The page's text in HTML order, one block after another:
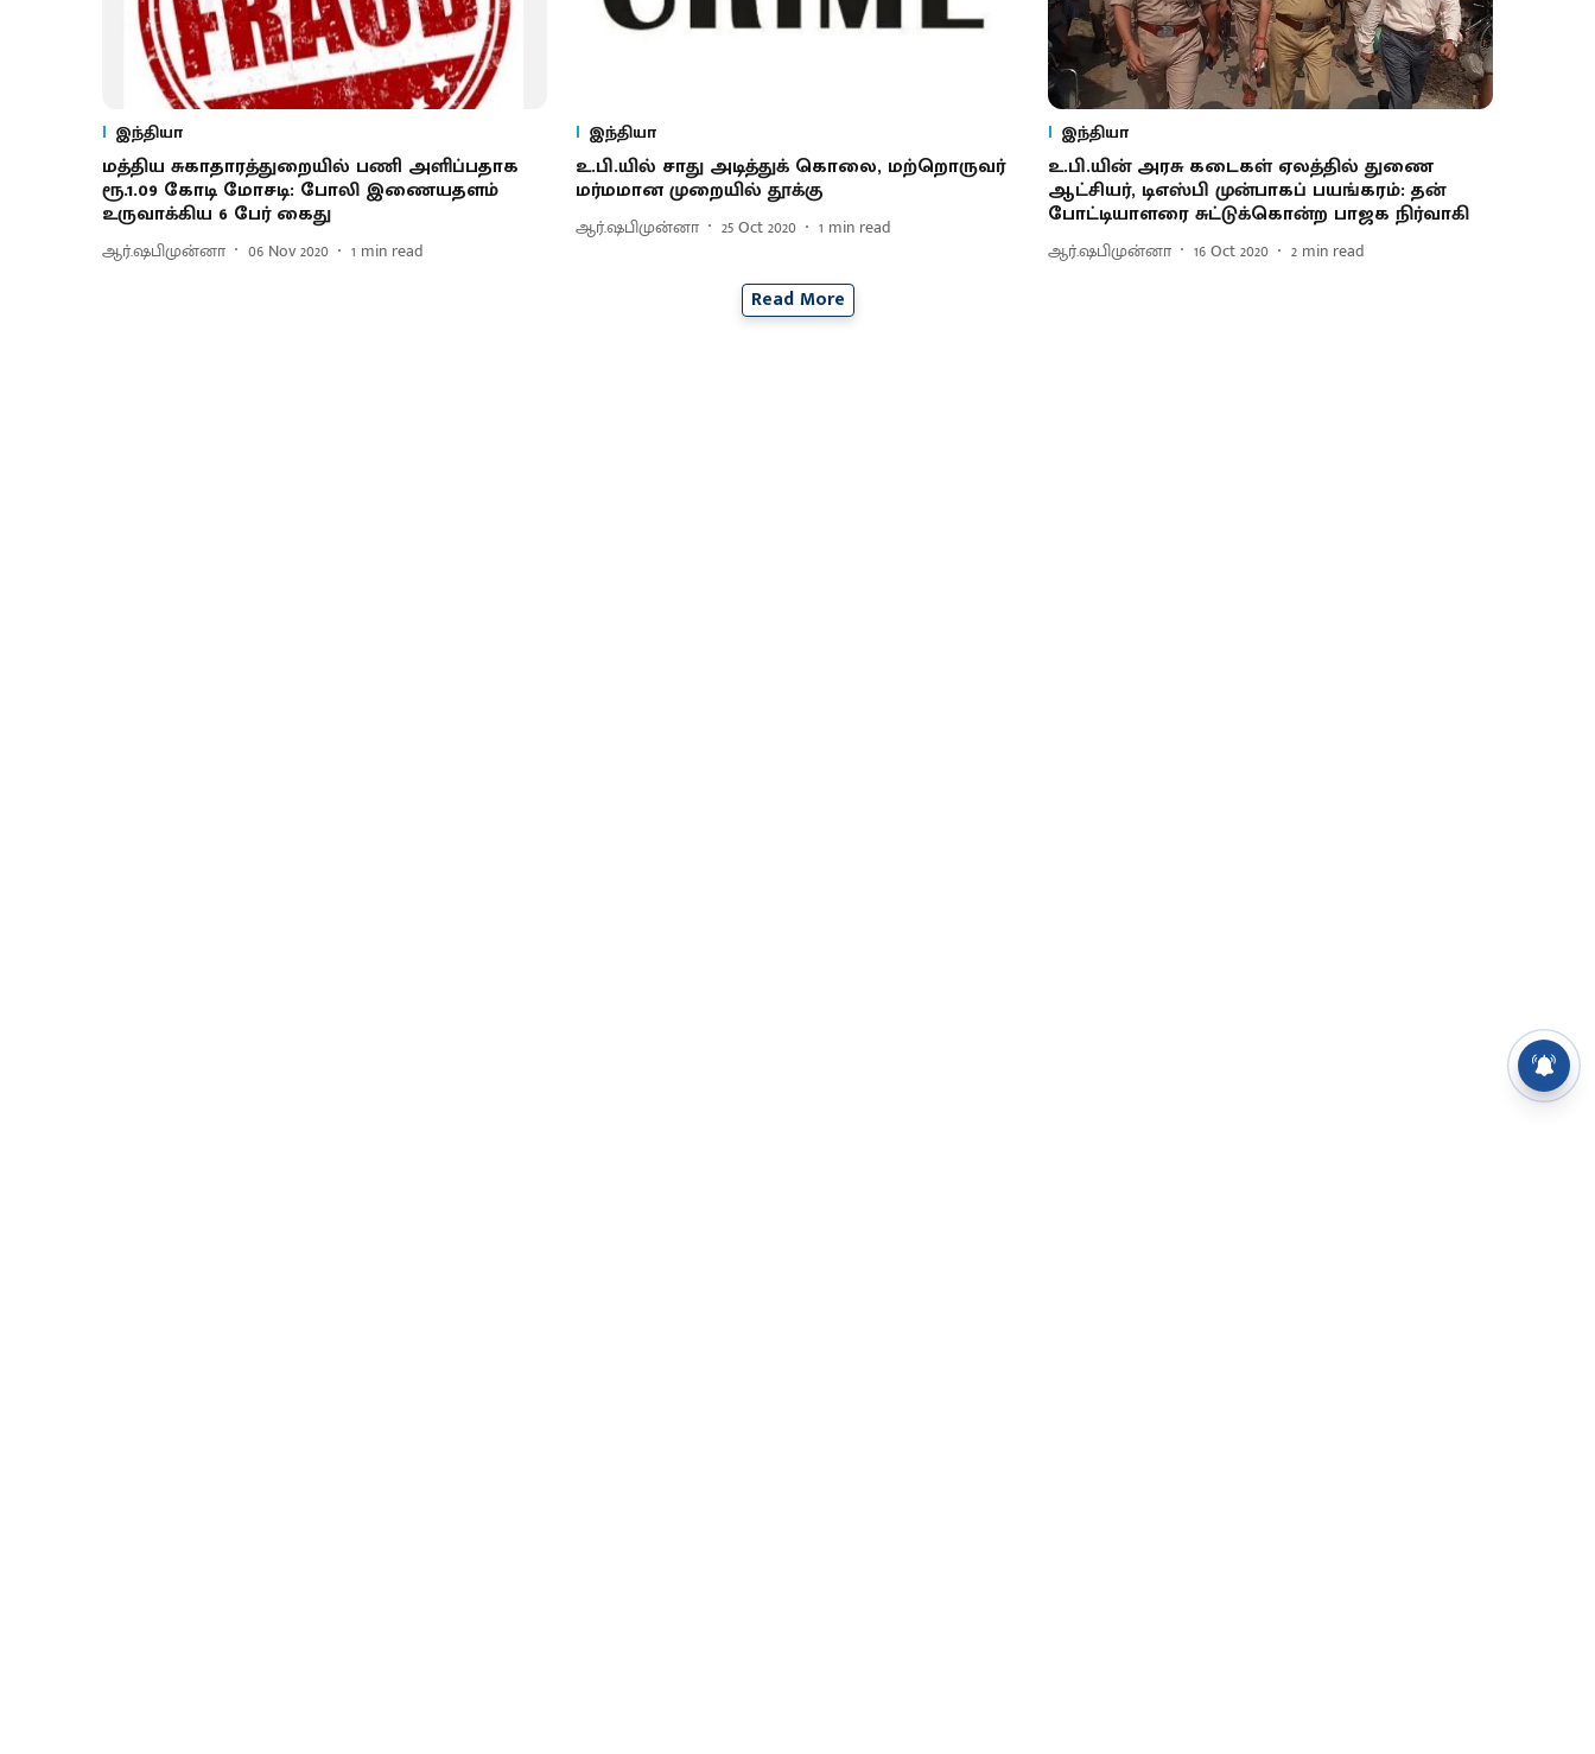
இந்தியா
மத்திய சுகாதாரத்துறையில் பணி அளிப்பதாக
ரூ.1.09 கோடி மோசடி: போலி இணையதளம்
உருவாக்கிய 6 பேர் கைது
ஆர்.ஷபிமுன்னா 06 Nov 2020 1 min read
இந்தியா
உ.பி.யில் சாது அடித்துக் கொலை, மற்றொருவர்
மர்மமான முறையில் தூக்கு
ஆர்.ஷபிமுன்னா 25 Oct 2020 1 min read
இந்தியா
உ.பி.யின் அரசு கடைகள் ஏலத்தில் துணை
ஆட்சியர், டிஎஸ்பி முன்பாகப் பயங்கரம்: தன்
போட்டியாளரை சுட்டுக்கொன்ற பாஜக நிர்வாகி
ஆர்.ஷபிமுன்னா 16 Oct 2020 2 min read
Read More